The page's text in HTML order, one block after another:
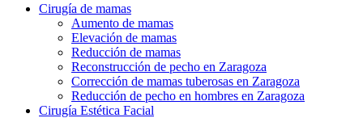
Cirugía de mamas
Aumento de mamas
Elevación de mamas
Reducción de mamas
Reconstrucción de pecho en Zaragoza
Corrección de mamas tuberosas en Zaragoza
Reducción de pecho en hombres en Zaragoza
Cirugía Estética Facial